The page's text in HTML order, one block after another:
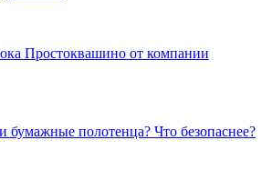
Простоквашино от компании
полотенца? Что безопаснее?